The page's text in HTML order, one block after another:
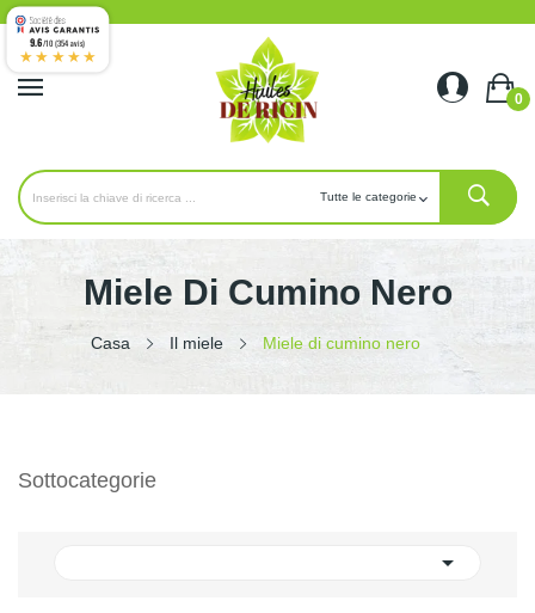
0
Miele Di Cumino Nero
Casa Il miele Miele di cumino nero
Sottocategorie

9.6/10 (354 avis)
★★★★★